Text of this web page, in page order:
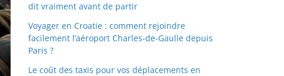
dit vraiment avant de partir
Voyager en Croatie : comment rejoindre
facilement l’aéroport Charles-de-Gaulle depuis
Paris ?
Le coût des taxis pour vos déplacements en